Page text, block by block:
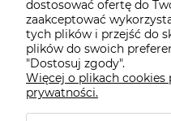
Moje konto
Informacje
dostosować ofertę do
zaakceptować
tych plików i przejść do
plików do swoich
"Dostosuj zgody".
Więcej o plikach cookies
prywatności.